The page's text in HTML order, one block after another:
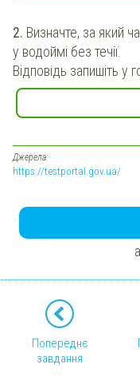
2. Визначте, за який
у водоймі без течії.
Відповідь запишіть у
Джерела:
https://testportal.gov.ua/
Попереднє
завдання